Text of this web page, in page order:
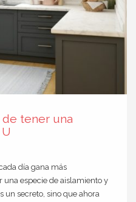
tener una
día gana más
una especie de aislamiento y
un secreto, sino que ahora